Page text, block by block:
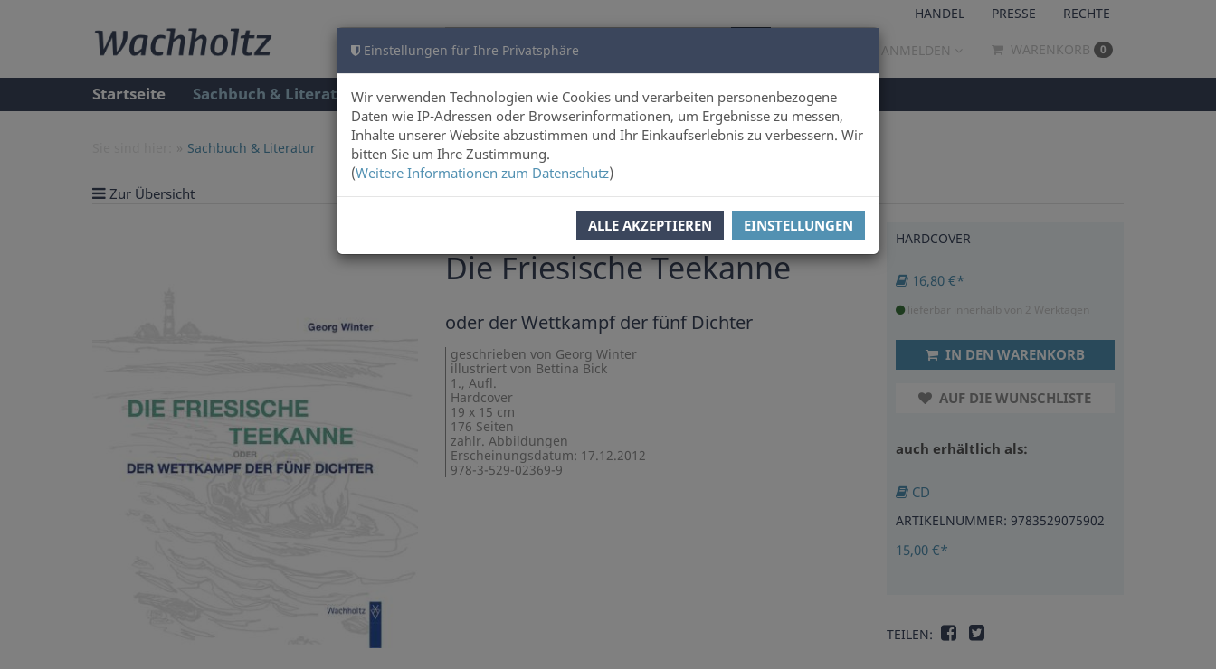
Einstellungen für Ihre Privatsphäre
Wir verwenden Technologien wie Cookies und verarbeiten personenbezogene
Daten wie IP-Adressen oder Browserinformationen, um Ergebnisse zu messen,
Inhalte unserer Website abzustimmen und Ihr Einkaufserlebnis zu verbessern. Wir
bitten Sie um Ihre Zustimmung.
(Weitere Informationen zum Datenschutz)
ALLE AKZEPTIEREN EINSTELLUNGEN
HANDEL PRESSE RECHTE
ANMELDEN WARENKORB 0
Startseite Sachbuch & Literatur Autoren Über uns
Sachbuch & Literatur
Zur Übersicht
Bettina Bick
Die Friesische Teekanne
oder der Wettkampf der fünf Dichter
geschrieben von Georg Winter
illustriert von Bettina Bick
1., Aufl.
Hardcover
19 x 15 cm
176 Seiten
zahlr. Abbildungen
Erscheinungsdatum: 17.12.2012
978-3-529-02369-9
HARDCOVER
16,80 €*
lieferbar innerhalb von 2 Werktagen
IN DEN WARENKORB
AUF DIE WUNSCHLISTE
auch erhältlich als:
CD
ARTIKELNUMMER: 9783529075902
15,00 €*
TEILEN: